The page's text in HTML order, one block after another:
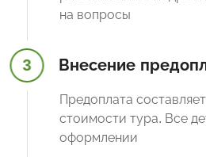
на вопросы
3 Внесение
Предоплата
стоимости тура. Все
оформлении